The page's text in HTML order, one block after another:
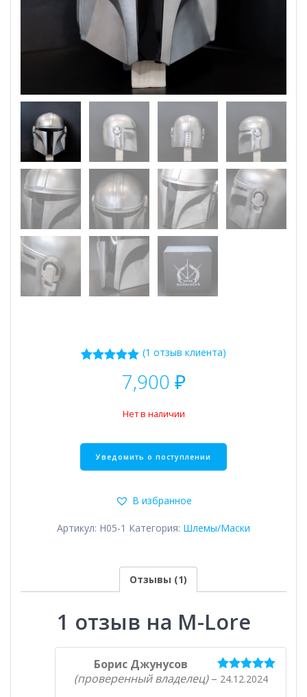
из 5 на
основе
пользователя
(1 отзыв клиента)
7,900 ₽
Нет в наличии
В избранное
Артикул: H05-1 Категория: Шлемы/Маски
Отзывы (1)
1 отзыв на M-Lore
Оценка5из
Борис Джунусов
(проверенный владелец) – 24.12.2024